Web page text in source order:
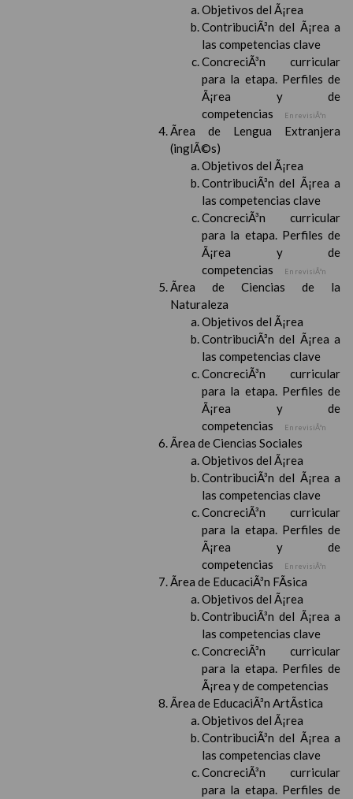
Objetivos del Ã¡rea
ContribuciÃ³n del Ã¡rea a
las competencias clave
ConcreciÃ³n curricular
para la etapa. Perfiles de
Ã¡rea y de
competencias
En revisiÃ³n
Ãrea de Lengua Extranjera
(inglÃ©s)
Objetivos del Ã¡rea
ContribuciÃ³n del Ã¡rea a
las competencias clave
ConcreciÃ³n curricular
para la etapa. Perfiles de
Ã¡rea y de
competencias
En revisiÃ³n
Ãrea de Ciencias de la
Naturaleza
Objetivos del Ã¡rea
ContribuciÃ³n del Ã¡rea a
las competencias clave
ConcreciÃ³n curricular
para la etapa. Perfiles de
Ã¡rea y de
competencias
En revisiÃ³n
Ãrea de Ciencias Sociales
Objetivos del Ã¡rea
ContribuciÃ³n del Ã¡rea a
las competencias clave
ConcreciÃ³n curricular
para la etapa. Perfiles de
Ã¡rea y de
competencias
En revisiÃ³n
Ãrea de EducaciÃ³n FÃ­sica
Objetivos del Ã¡rea
ContribuciÃ³n del Ã¡rea a
las competencias clave
ConcreciÃ³n curricular
para la etapa. Perfiles de
Ã¡rea y de competencias
Ãrea de EducaciÃ³n ArtÃ­stica
Objetivos del Ã¡rea
ContribuciÃ³n del Ã¡rea a
las competencias clave
ConcreciÃ³n curricular
para la etapa. Perfiles de